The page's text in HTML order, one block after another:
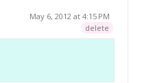
May 6, 2012 at 4:15 PM
delete